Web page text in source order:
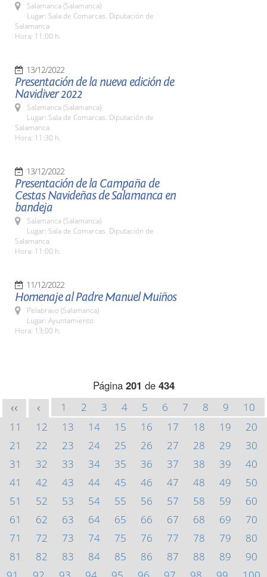
Salamanca (Salamanca)
Lugar: Sala de Comarcas. Diputación de
Salamanca
Hora: 11:00 h.
13/12/2022
Presentación de la nueva edición de
Navidiver 2022
Salamanca (Salamanca)
Lugar: Sala de Comarcas. Diputación de
Salamanca
Hora: 11:30 h.
13/12/2022
Presentación de la Campaña de
Cestas Navideñas de Salamanca en
bandeja
Salamanca (Salamanca)
Lugar: Sala de Comarcas. Diputación de
Salamanca
Hora: 11:00 h.
11/12/2022
Homenaje al Padre Manuel Muiños
Pelabravo (Salamanca)
Lugar: Ayuntamiento
Hora: 13:00 h.
Página 201 de 434
<< < 1 2 3 4 5 6 7 8 9
10
11
12 13 14 15 16 17 18 19
20
21
22 23 24 25 26 27 28 29
30
31
32 33 34 35 36 37 38 39
40
41
42 43 44 45 46 47 48 49
50
51
52 53 54 55 56 57 58 59
60
61
62 63 64 65 66 67 68 69
70
71
72 73 74 75 76 77 78 79
80
81
82 83 84 85 86 87 88 89
90